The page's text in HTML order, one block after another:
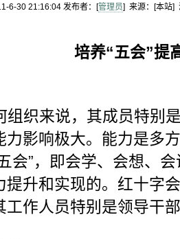
6-30 21:16:04 发布者：[管理员] 来源：[本站]
培养“五会”提
织来说，其成员特别
力影响极大。能力是多
会”，即会学、会想、
提升和实现的。红十字
工作人员特别是领导干